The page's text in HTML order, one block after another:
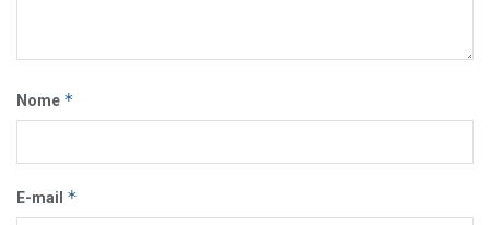
Nome *
E-mail *